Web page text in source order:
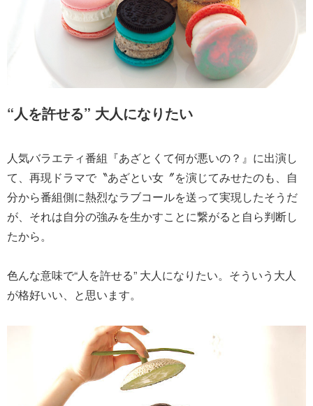
“人を許せる” 大人になりたい
人気バラエティ番組『あざとくて何が悪いの？』に出演し
て、再現ドラマで〝あざとい女〞を演じてみせたのも、自
分から番組側に熱烈なラブコールを送って実現したそうだ
が、それは自分の強みを生かすことに繋がると自ら判断し
たから。
色んな意味で“人を許せる” 大人になりたい。そういう大人
が格好いい、と思います。